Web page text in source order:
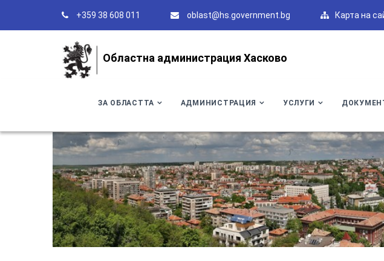
+359 38 608 011 oblast@hs.government.bg Карта на
Областна администрация Хасково
ЗА ОБЛАСТТА АДМИНИСТРАЦИЯ УСЛУГИ